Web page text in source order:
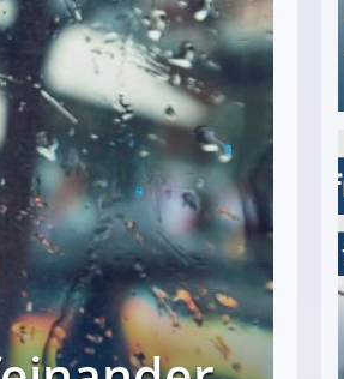
als Tagger für Netflix